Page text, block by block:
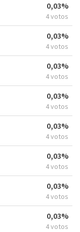
0,03%
4 votos
0,03%
4 votos
0,03%
4 votos
0,03%
4 votos
0,03%
4 votos
0,03%
4 votos
0,03%
4 votos
0,03%
4 votos